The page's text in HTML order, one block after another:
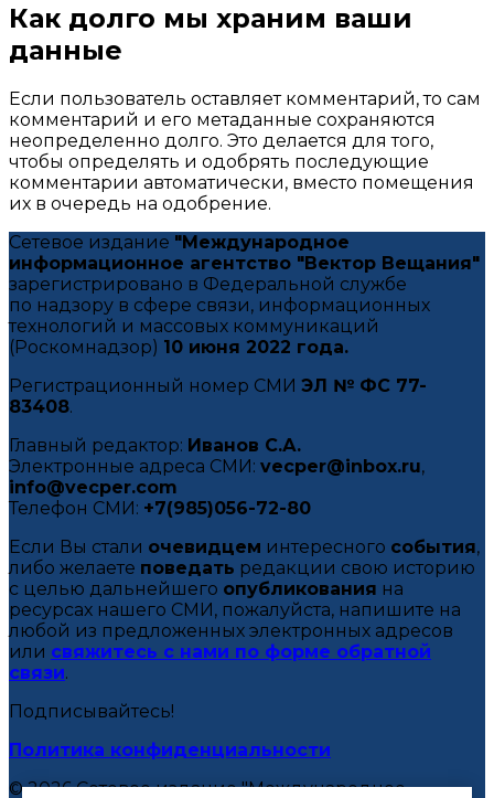
Как долго мы храним ваши
данные
Если пользователь оставляет комментарий, то сам
комментарий и его метаданные сохраняются
неопределенно долго. Это делается для того,
чтобы определять и одобрять последующие
комментарии автоматически, вместо помещения
их в очередь на одобрение.
Сетевое издание "Международное
информационное агентство "Вектор Вещания"
зарегистрировано в Федеральной службе
по надзору в сфере связи, информационных
технологий и массовых коммуникаций
(Роскомнадзор) 10 июня 2022 года.
Регистрационный номер СМИ ЭЛ № ФС 77-
83408.
Главный редактор: Иванов С.А.
Электронные адреса СМИ: vecper@inbox.ru,
info@vecper.com
Телефон СМИ: +7(985)056-72-80
Если Вы стали очевидцем интересного события,
либо желаете поведать редакции свою историю
с целью дальнейшего опубликования на
ресурсах нашего СМИ, пожалуйста, напишите на
любой из предложенных электронных адресов
или свяжитесь с нами по форме обратной
связи.
Подписывайтесь!
Политика конфиденциальности
© 2026 Сетевое издание "Международное